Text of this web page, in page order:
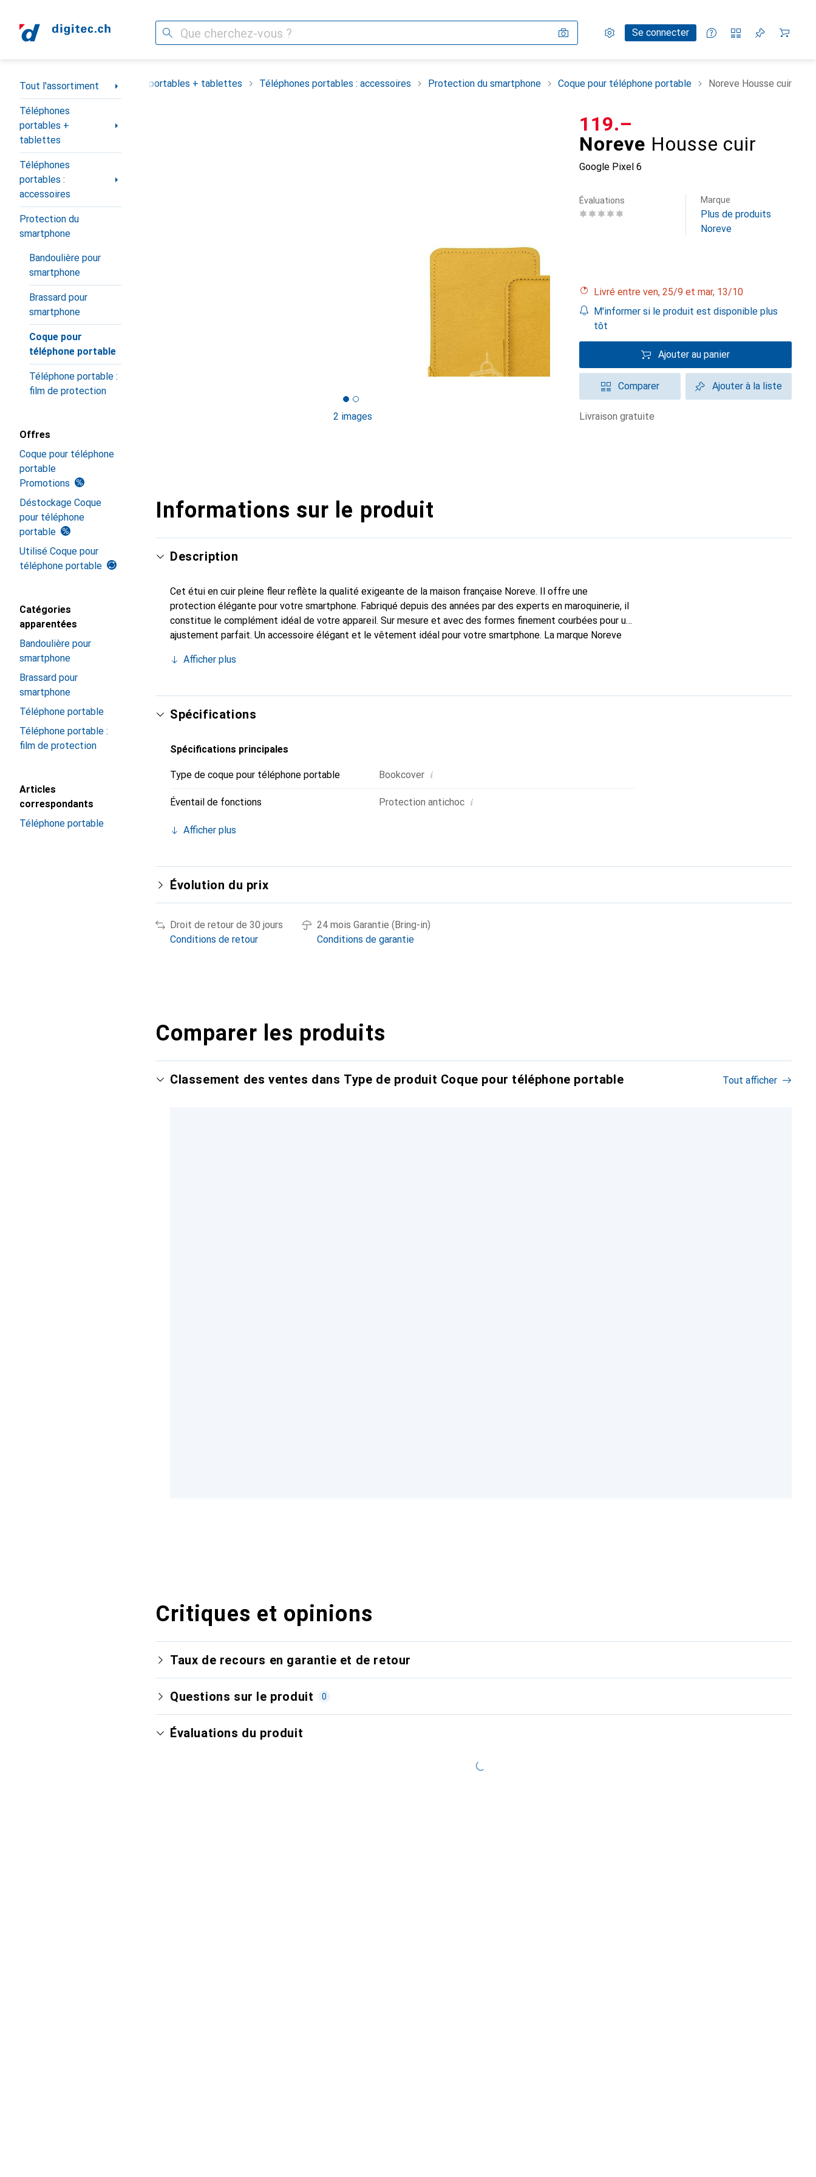
Recherche Paramètres
Compte clientSe connecter
Listes de comparaison
Listes d'envies
Panier
Navigation par catégorie
Tout l'assortiment
Téléphones
portables +
tablettes
Téléphones
portables :
accessoires
Protection du
smartphone
Bandoulière pour
smartphone
Brassard pour
smartphone
Coque pour
téléphone portable
Téléphone portable :
film de protection
Offres
Coque pour téléphone
portable
Promotions
Déstockage Coque
pour téléphone
portable
Utilisé Coque pour
téléphone portable
Catégories
apparentées
Bandoulière pour
smartphone
Brassard pour
smartphone
Téléphone portable
Téléphone portable :
film de protection
Articles
correspondants
Téléphone portable
Tout l'assortiment Téléphones portables + tablettes Téléphones portables : accessoires Protection du smartphone Coque pour téléphone portable Noreve Housse cuir
2 images
Noreve Housse cuir
Google Pixel 6
CHF
119.–
Évaluations Marque
Plus de produits
Noreve
Livré entre ven, 25/9 et mar, 13/10
M'informer si le produit est disponible plus
tôt
Ajouter au panier
Comparer Ajouter à la liste
livraison gratuite
Informations sur le produit
Description
Cet étui en cuir pleine fleur reflète la qualité exigeante de la maison française Noreve. Il offre une
protection élégante pour votre smartphone. Fabriqué depuis des années par des experts en maroquinerie, il
constitue le complément idéal de votre appareil. Sur mesure et avec des formes finement courbées pour un
ajustement parfait. Un accessoire élégant et le vêtement idéal pour votre smartphone. La marque Noreve
le client exigeant.
Afficher plus
Spécifications
Spécifications principales
Type de coque pour téléphone portable Bookcover i
Éventail de fonctions Protection antichoc i
Afficher plus
Évolution du prix
Droit de retour de 30 jours
Conditions de retour
24 mois Garantie (Bring-in)
Conditions de garantie
Comparer les produits
Classement des ventes dans Type de produit Coque pour téléphone portable Tout afficher
Critiques et opinions
Taux de recours en garantie et de retour
Questions sur le produit 0
Évaluations du produit